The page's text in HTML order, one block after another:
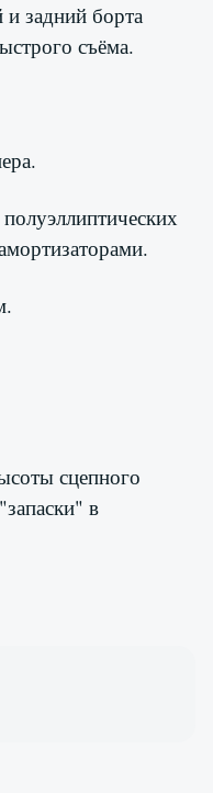
задний борта
съёма.
сцепного
в